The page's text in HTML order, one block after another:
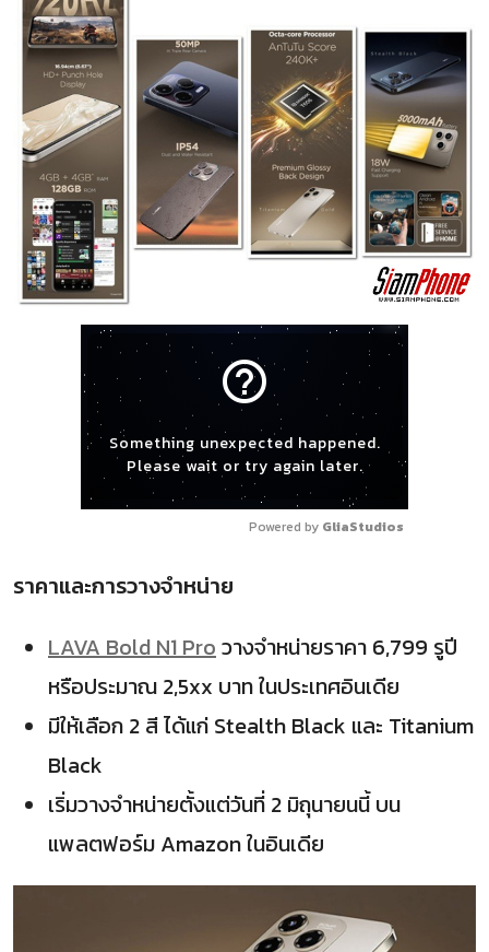
help_outline
Something unexpected happened.
Please wait or try again later.
Powered by GliaStudios
ราคาและการวางจำหน่าย
LAVA Bold N1 Pro วางจำหน่ายราคา 6,799 รูปี
หรือประมาณ 2,5xx บาท ในประเทศอินเดีย
มีให้เลือก 2 สี ได้แก่ Stealth Black และ Titanium
Black
เริ่มวางจำหน่ายตั้งแต่วันที่ 2 มิถุนายนนี้ บน
แพลตฟอร์ม Amazon ในอินเดีย